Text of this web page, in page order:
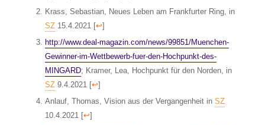
Krass, Sebastian, Neues Leben am Frankfurter Ring, in
SZ15.4.2021[↩]
http://www.deal-magazin.com/news/99851/Muenchen-
Gewinner-im-Wettbewerb-fuer-den-Hochpunkt-des-
MINGARD; Kramer, Lea, Hochpunkt für den Norden, in
SZ9.4.2021[↩]
Anlauf, Thomas, Vision aus der Vergangenheit in SZ
10.4.2021[↩]